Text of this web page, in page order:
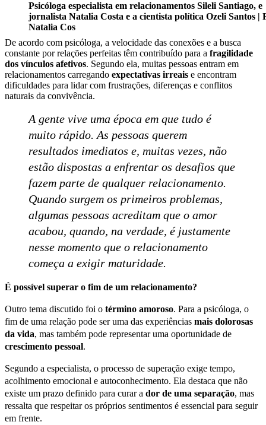
Psicóloga especialista em relacionamentos Sileli Santiago, e
jornalista Natalia Costa e a cientista política Ozeli Santos |
Natalia Cos
De acordo com psicóloga, a velocidade das conexões e a busca
constante por relações perfeitas têm contribuído para a fragilidade
dos vínculos afetivos. Segundo ela, muitas pessoas entram em
relacionamentos carregando expectativas irreais e encontram
dificuldades para lidar com frustrações, diferenças e conflitos
naturais da convivência.
A gente vive uma época em que tudo é
muito rápido. As pessoas querem
resultados imediatos e, muitas vezes, não
estão dispostas a enfrentar os desafios que
fazem parte de qualquer relacionamento.
Quando surgem os primeiros problemas,
algumas pessoas acreditam que o amor
acabou, quando, na verdade, é justamente
nesse momento que o relacionamento
começa a exigir maturidade.
É possível superar o fim de um relacionamento?
Outro tema discutido foi o término amoroso. Para a psicóloga, o
fim de uma relação pode ser uma das experiências mais dolorosas
da vida, mas também pode representar uma oportunidade de
crescimento pessoal.
Segundo a especialista, o processo de superação exige tempo,
acolhimento emocional e autoconhecimento. Ela destaca que não
existe um prazo definido para curar a dor de uma separação, mas
ressalta que respeitar os próprios sentimentos é essencial para seguir
em frente.